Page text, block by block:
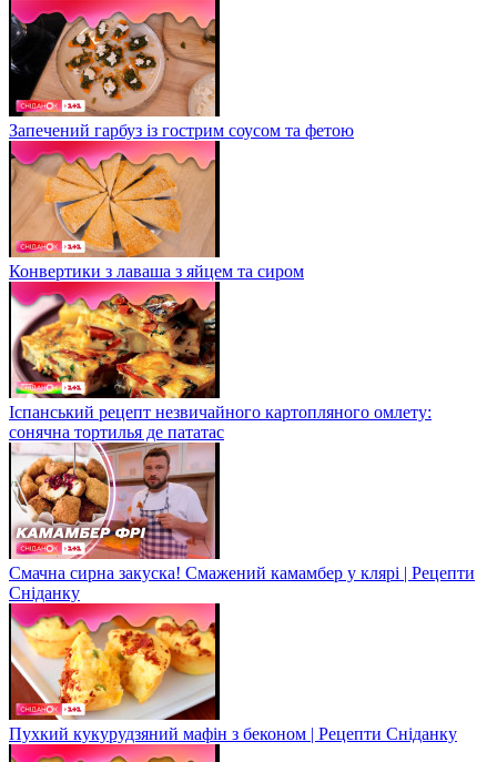
Запечений гарбуз із гострим соусом та фетою
Конвертики з лаваша з яйцем та сиром
Іспанський рецепт незвичайного картопляного омлету:
сонячна тортилья де пататас
Смачна сирна закуска! Смажений камамбер у клярі | Рецепти
Сніданку
Пухкий кукурудзяний мафін з беконом | Рецепти Сніданку